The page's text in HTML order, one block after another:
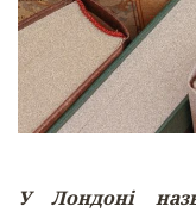
У Лондоні